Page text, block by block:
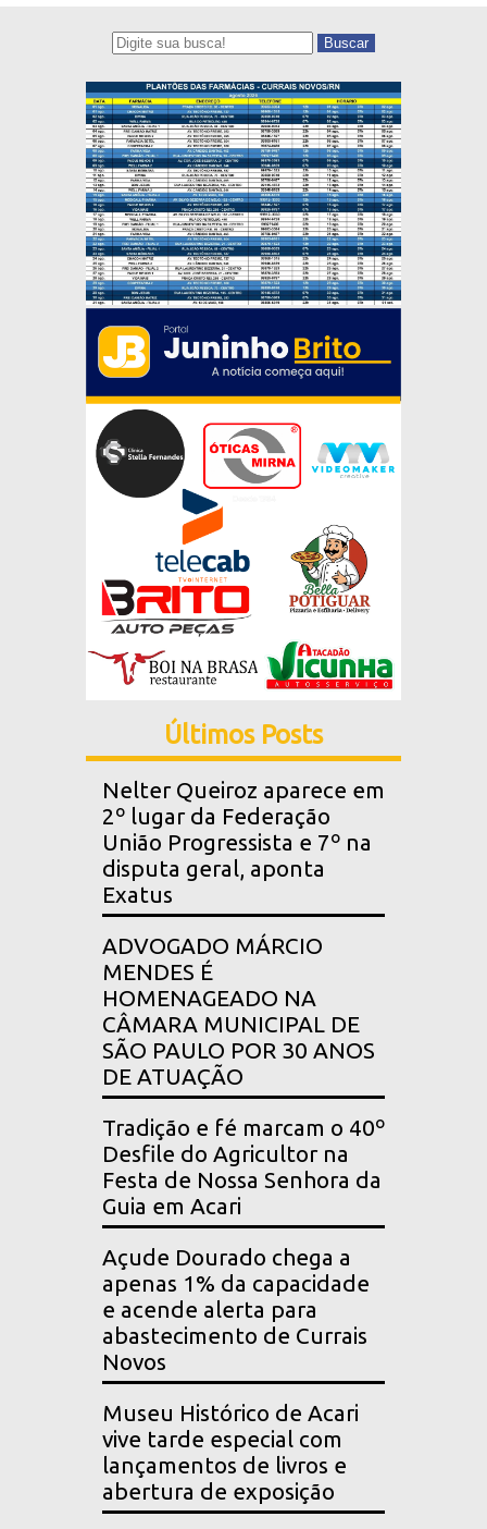
Buscar
Últimos Posts
Nelter Queiroz aparece em
2º lugar da Federação
União Progressista e 7º na
disputa geral, aponta
Exatus
ADVOGADO MÁRCIO
MENDES É
HOMENAGEADO NA
CÂMARA MUNICIPAL DE
SÃO PAULO POR 30 ANOS
DE ATUAÇÃO
Tradição e fé marcam o 40º
Desfile do Agricultor na
Festa de Nossa Senhora da
Guia em Acari
Açude Dourado chega a
apenas 1% da capacidade
e acende alerta para
abastecimento de Currais
Novos
Museu Histórico de Acari
vive tarde especial com
lançamentos de livros e
abertura de exposição